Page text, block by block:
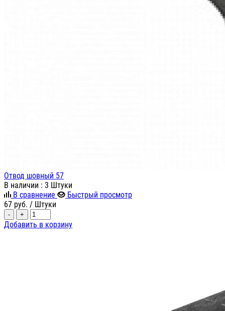
Отвод шовный 57
В наличии : 3 Штуки
В сравнение
Быстрый просмотр
67 руб. / Штуки
- +
Добавить в корзину